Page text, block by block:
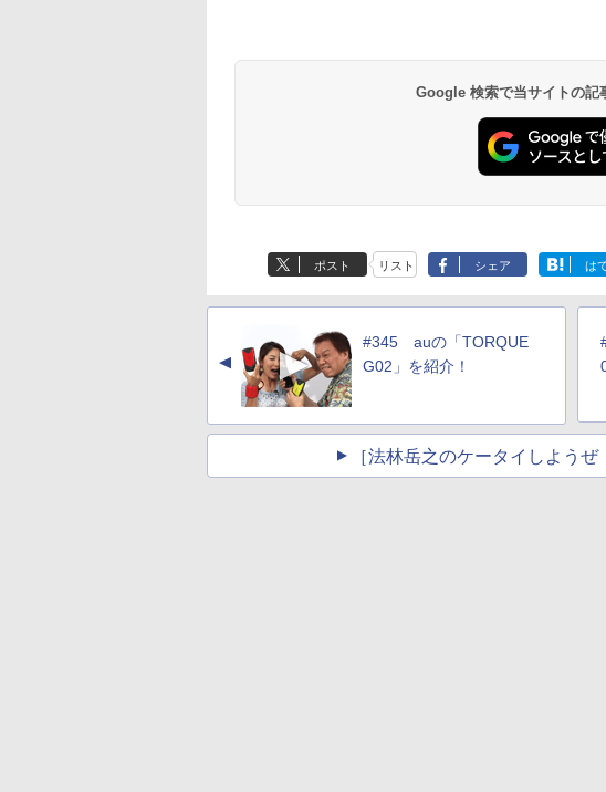
Google 検索で当サイトの記
ポスト リスト シェア は
▲
#345 auの「TORQUE
G02」を紹介！
［法林岳之のケータイしよう